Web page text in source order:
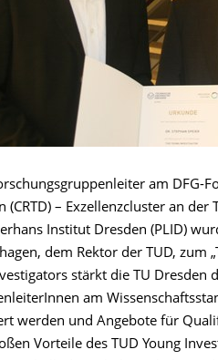
am DFG-
(CRTD) – Exzellenzcluster an
Institut Dresden (PLID)
dem Rektor der TUD, zum
stärkt die TU Dresden
am
werden und Angebote für
Vorteile des TUD Young